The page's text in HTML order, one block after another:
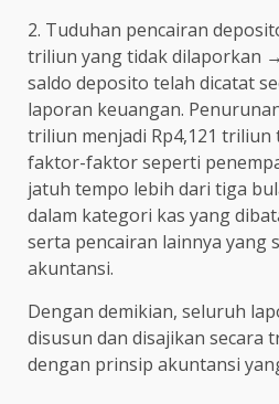
2.⁠ ⁠Tuduhan pencairan
triliun yang tidak dilaporkan
saldo deposito telah dicatat
laporan keuangan.
triliun menjadi Rp4,121 triliun
faktor-faktor seperti
jatuh tempo lebih dari tiga
dalam kategori kas yang
serta pencairan lainnya yang
akuntansi.
Dengan demikian, seluruh
disusun dan disajikan secara
dengan prinsip akuntansi